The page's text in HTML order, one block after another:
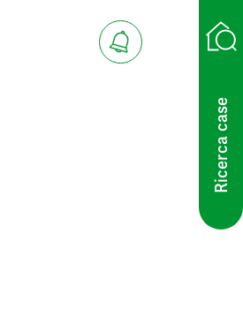
Ricerca case